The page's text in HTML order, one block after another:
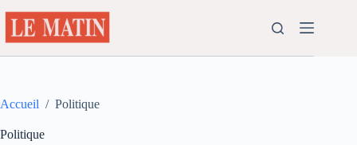
au
contenu
Accueil / Politique
Politique